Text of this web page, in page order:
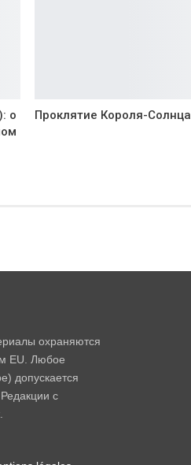
о
Проклятие Короля-Солнца
охраняются
EU. Любое
допускается
с